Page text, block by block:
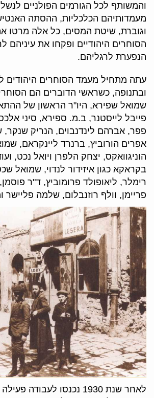
והמשותף לכל הגורמים הפולניים
מעמדותיהם הכלכליות, ההסתה
וגוברת, שיטת המסים, כל אלה מרטו
הסוחרים היהודיים ופקחו את עיניהם
הנפערת לרגליהם.
עתה מתחיל מעמד הסוחרים היהודים
ובתנופה, כשראשי הדוברים הם
שמואל שפירא, היו"ר הראשון של
פייבל לייסטנר, ב.מ. ספירא, סיני
פפר, אברהם לינדנבוים, הנריק
אפרים הורוביץ, ברנרד ליינקראם,
הוניגוואקס, יצחק הלפרן ויואל נכט,
בקראקא כגון איזידור לנדוי, שמואל
רימלר, ליאופולד פרומוביץ, ד"ר
פריימן, וולף רוזנבלום, שלמה פליישר
לאחר שנת 1930 נכנסו